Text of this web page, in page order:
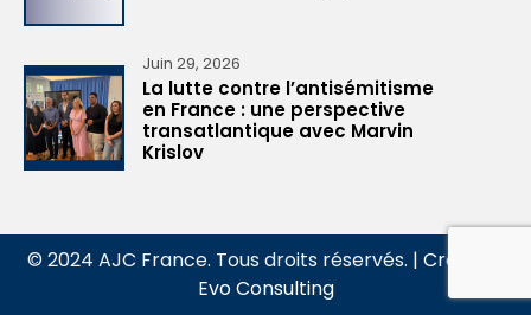
Juin 29, 2026
La lutte contre l’antisémitisme
en France : une perspective
transatlantique avec Marvin
Krislov
© 2024 AJC France. Tous droits réservés. | Création
Evo Consulting